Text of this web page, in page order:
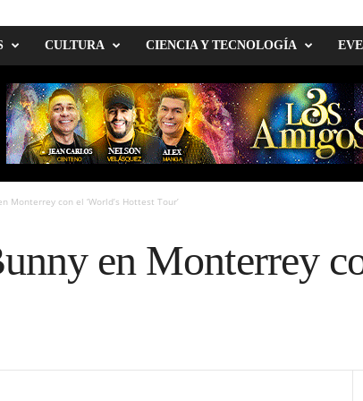
CULTURA CIENCIA Y TECNOLOGÍA
Monterrey con el ‘World’s Hottest Tour’
en Monterrey